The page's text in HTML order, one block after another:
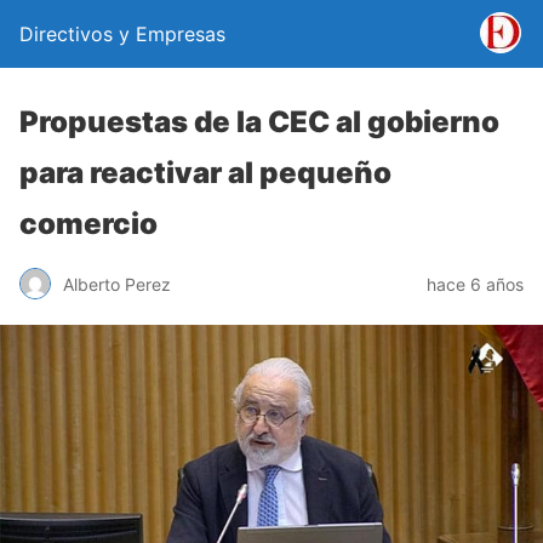
Directivos y Empresas
Propuestas de la CEC al gobierno
para reactivar al pequeño
comercio
Alberto Perez hace 6 años